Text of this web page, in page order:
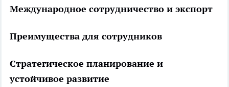
Международное сотрудничество и экспорт
Преимущества для сотрудников
Стратегическое планирование и
устойчивое развитие